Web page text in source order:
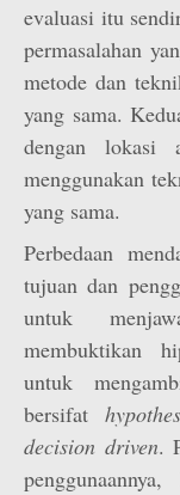
evaluasi itu
permasalahan
metode dan
yang sama.
dengan lokasi
menggunakan
yang sama.
Perbedaan
tujuan dan
untuk
membuktikan
untuk
bersifat
decision driven.